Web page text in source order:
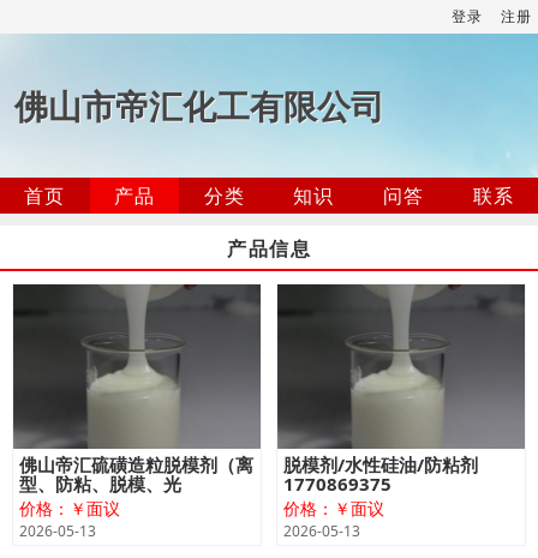
登录 注册
佛山市帝汇化工有限公司
首页 产品 分类 知识 问答
联系
产品信息
佛山帝汇硫磺造粒脱模剂（离
型、防粘、脱模、光
价格：￥面议
2026-05-13
脱模剂/水性硅油/防粘剂
1770869375
价格：￥面议
2026-05-13